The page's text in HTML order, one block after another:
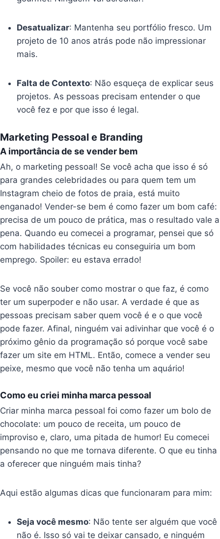
Desatualizar: Mantenha seu portfólio fresco. Um
projeto de 10 anos atrás pode não impressionar
mais.
Falta de Contexto: Não esqueça de explicar seus
projetos. As pessoas precisam entender o que
você fez e por que isso é legal.
Marketing Pessoal e Branding
A importância de se vender bem
Ah, o marketing pessoal! Se você acha que isso é só
para grandes celebridades ou para quem tem um
Instagram cheio de fotos de praia, está muito
enganado! Vender-se bem é como fazer um bom café:
precisa de um pouco de prática, mas o resultado vale a
pena. Quando eu comecei a programar, pensei que só
com habilidades técnicas eu conseguiria um bom
emprego. Spoiler: eu estava errado!
Se você não souber como mostrar o que faz, é como
ter um superpoder e não usar. A verdade é que as
pessoas precisam saber quem você é e o que você
pode fazer. Afinal, ninguém vai adivinhar que você é o
próximo gênio da programação só porque você sabe
fazer um site em HTML. Então, comece a vender seu
peixe, mesmo que você não tenha um aquário!
Como eu criei minha marca pessoal
Criar minha marca pessoal foi como fazer um bolo de
chocolate: um pouco de receita, um pouco de
improviso e, claro, uma pitada de humor! Eu comecei
pensando no que me tornava diferente. O que eu tinha
a oferecer que ninguém mais tinha?
Aqui estão algumas dicas que funcionaram para mim:
Seja você mesmo: Não tente ser alguém que você
não é. Isso só vai te deixar cansado, e ninguém